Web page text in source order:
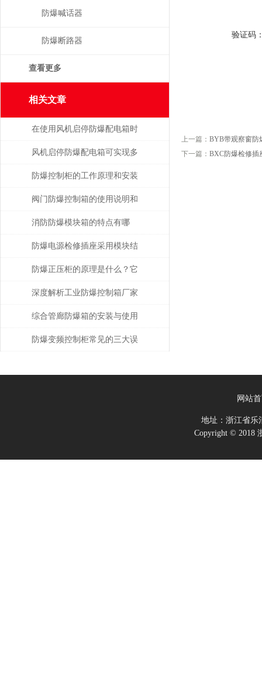
验证码
上一篇： BYB带观察窗防
下一篇： BXC防爆检修插
防爆喊话器
防爆断路器
查看更多
相关文章
在使用风机启停防爆配电箱时
的注意事项
风机启停防爆配电箱可实现多
种功能
防爆控制柜的工作原理和安装
使用
阀门防爆控制箱的使用说明和
选型指南
消防防爆模块箱的特点有哪
些？一文带你认识
防爆电源检修插座采用模块结
构，各种回路可根据需要自由
组装
防爆正压柜的原理是什么？它
具备哪些优点？
深度解析工业防爆控制箱厂家
的核心技术指标与选型策略
综合管廊防爆箱的安装与使用
规范
防爆变频控制柜常见的三大误
网站
地址：浙江省
Copyright © 2018